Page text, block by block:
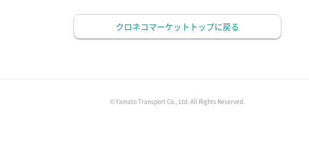
クロネコマーケットトップに戻る
© Yamato Transport Co., Ltd. All Rights Reserved.